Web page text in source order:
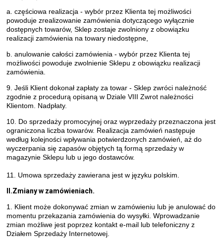
a. częściowa realizacja - wybór przez Klienta tej możliwości
powoduje zrealizowanie zamówienia dotyczącego wyłącznie
dostępnych towarów, Sklep zostaje zwolniony z obowiązku
realizacji zamówienia na towary niedostępne,
b. anulowanie całości zamówienia - wybór przez Klienta tej
możliwości powoduje zwolnienie Sklepu z obowiązku realizacji
zamówienia.
9. Jeśli Klient dokonał zapłaty za towar - Sklep zwróci należność
zgodnie z procedurą opisaną w Dziale VIII Zwrot należności
Klientom. Nadpłaty.
10. Do sprzedaży promocyjnej oraz wyprzedaży przeznaczona jest
ograniczona liczba towarów. Realizacja zamówień następuje
według kolejności wpływania potwierdzonych zamówień, aż do
wyczerpania się zapasów objętych tą formą sprzedaży w
magazynie Sklepu lub u jego dostawców.
11. Umowa sprzedaży zawierana jest w języku polskim.
I.Zmiany w zamówieniach.
1. Klient może dokonywać zmian w zamówieniu lub je anulować do
momentu przekazania zamówienia do wysyłki. Wprowadzanie
zmian możliwe jest poprzez kontakt e-mail lub telefoniczny z
Działem Sprzedaży Internetowej.